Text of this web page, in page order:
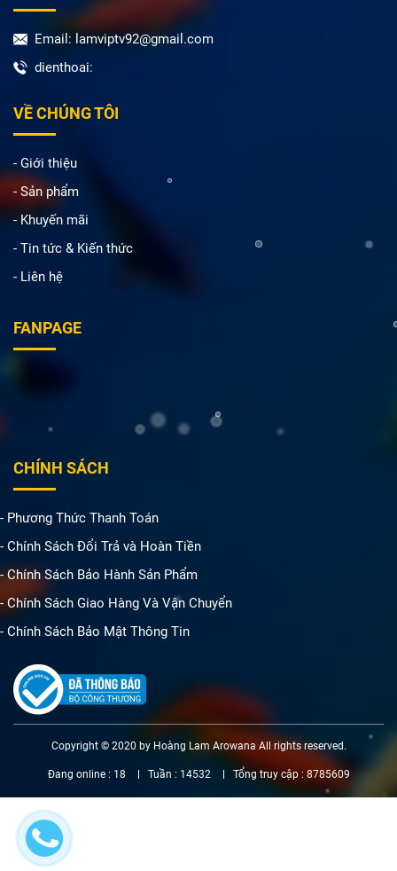
Email: lamviptv92@gmail.com
dienthoai:
VỀ CHÚNG TÔI
- Giới thiệu
- Sản phẩm
- Khuyến mãi
- Tin tức & Kiến thức
- Liên hệ
FANPAGE
CHÍNH SÁCH
- Phương Thức Thanh Toán
- Chính Sách Đổi Trả và Hoàn Tiền
- Chính Sách Bảo Hành Sản Phẩm
- Chính Sách Giao Hàng Và Vận Chuyển
- Chính Sách Bảo Mật Thông Tin
Copyright © 2020 by Hoàng Lam Arowana All rights reserved.
Đang online : 18 Tuần : 14532 Tổng truy cập : 8785609